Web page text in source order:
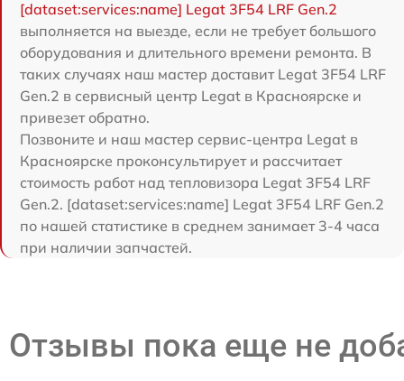
[dataset:services:name] Legat 3F54 LRF Gen.2
выполняется на выезде, если не требует большого
оборудования и длительного времени ремонта. В
таких случаях наш мастер доставит Legat 3F54 LRF
Gen.2 в сервисный центр Legat в Красноярске и
привезет обратно.
Позвоните и наш мастер сервис-центра Legat в
Красноярске проконсультирует и рассчитает
стоимость работ над тепловизора Legat 3F54 LRF
Gen.2. [dataset:services:name] Legat 3F54 LRF Gen.2
по нашей статистике в среднем занимает 3-4 часа
при наличии запчастей.
Отзывы пока еще не